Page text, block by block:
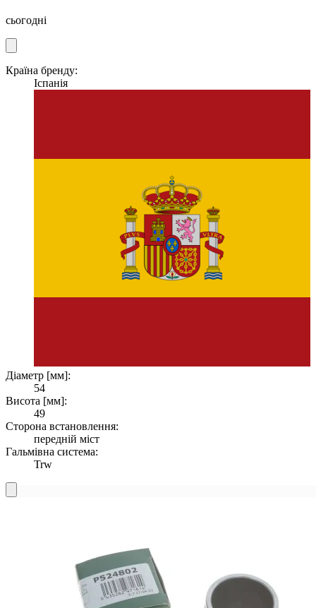
сьогодні
Країна бренду:
Іспанія
Діаметр [мм]:
54
Висота [мм]:
49
Сторона встановлення:
передній міст
Гальмівна система:
Trw